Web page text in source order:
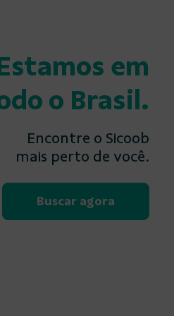
em
o Brasil.
Encontre o Sicoob
mais perto de você.
Buscar agora